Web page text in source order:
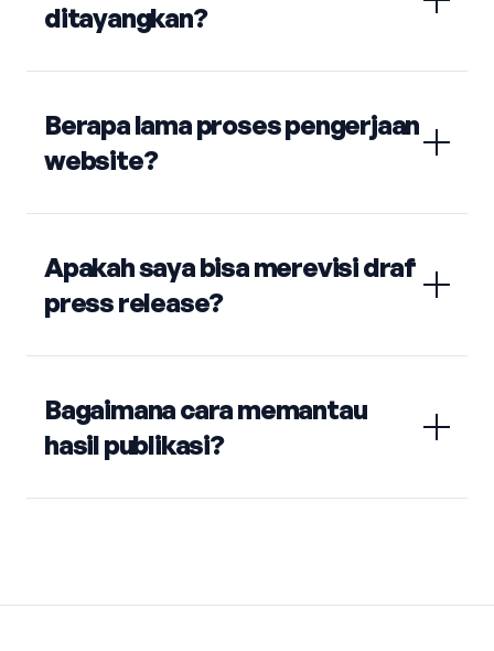
ditayangkan?
Berapa lama proses pengerjaan
website?
Apakah saya bisa merevisi draf
press release?
Bagaimana cara memantau
hasil publikasi?